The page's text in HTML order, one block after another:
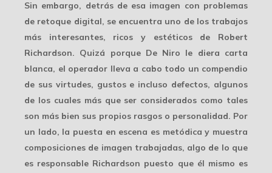
Sin embargo, detrás de esa imagen con problemas
de retoque digital, se encuentra uno de los trabajos
más interesantes, ricos y estéticosde Robert
Richardson. Quizá porque De Niro le diera carta
blanca, el operador lleva a cabo todo un compendio
de sus virtudes, gustos e incluso defectos, algunos
de los cuales más que ser considerados como tales
son más bien sus propios rasgos o personalidad. Por
un lado, la puesta en escena es metódica y muestra
composiciones de imagen trabajadas, algo de lo que
es responsable Richardson puesto que él mismo es